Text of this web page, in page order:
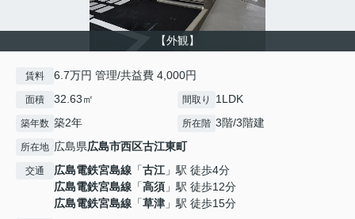
【外観】
賃料 6.7万円 管理/共益費 4,000円
面積 32.63㎡ 間取り 1LDK
築年数 築2年 所在階 3階/3階建
所在地 広島県広島市西区古江東町
交通 広島電鉄宮島線 「古江 」駅 徒歩4分
広島電鉄宮島線 「高須 」駅 徒歩12分
広島電鉄宮島線 「草津 」駅 徒歩15分